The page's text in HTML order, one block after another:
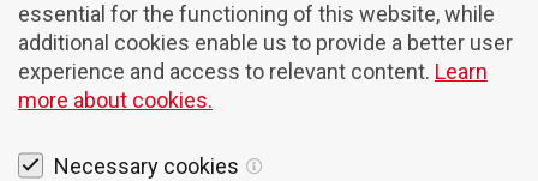
essential for the functioning of this website, while
additional cookies enable us to provide a better user
experience and access to relevant content. Learn
more about cookies.
Necessary cookies